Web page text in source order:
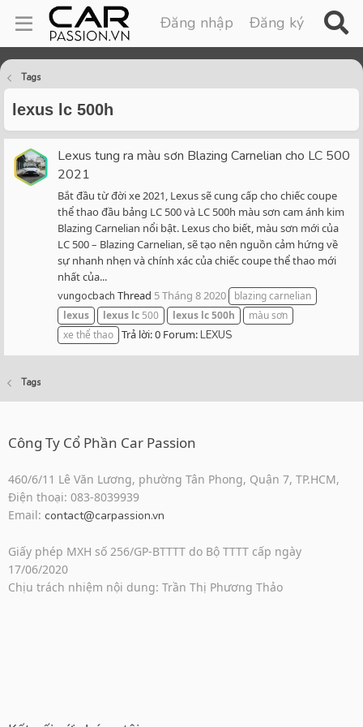
Đăng nhập Đăng ký
Tags
lexus lc 500h
Lexus tung ra màu sơn Blazing Carnelian cho LC 500
2021
Bắt đầu từ đời xe 2021, Lexus sẽ cung cấp cho chiếc coupe
thể thao đầu bảng LC 500 và LC 500h màu sơn cam ánh kim
Blazing Carnelian nổi bật. Lexus cho biết, màu sơn mới của
LC 500 – Blazing Carnelian, sẽ tạo nên nguồn cảm hứng về
sự nhanh nhẹn và chính xác của chiếc coupe thể thao mới
nhất của...
vungocbach Thread 5 Tháng 8 2020
blazing carnelian
lexus
lexus lc 500 lexus lc500h
màu sơn
xe thể thao Trả lời: 0 Forum:LEXUS
Tags
Công Ty Cổ Phần Car Passion
460/6/11 Lê Văn Lương, phường Tân Phong, Quận 7, TP.HCM,
Điện thoại: 083-8039939
Email: contact@carpassion.vn
Giấy phép MXH số 256/GP-BTTTT do Bộ TTTT cấp ngày
17/06/2020
Chịu trách nhiệm nội dung: Trần Thị Phương Thảo